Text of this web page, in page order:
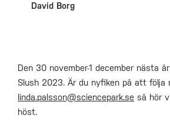
David Borg
Den 30 november-1 december nästa
Slush 2023. Är du nyfiken på att följa
linda.palsson@sciencepark.se så hör
höst.